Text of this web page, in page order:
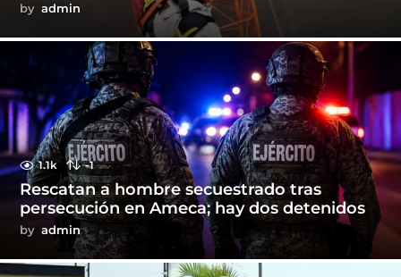
by admin
1.1k -1
Rescatan a hombre secuestrado tras
persecución en Ameca; hay dos detenidos
by admin